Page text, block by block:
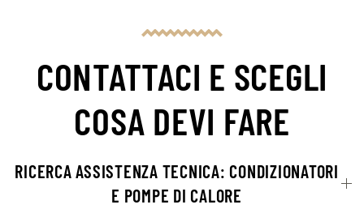
CONTATTACI E SCEGLI
COSA DEVI FARE
RICERCA ASSISTENZA TECNICA: CONDIZIONATORI
E POMPE DI CALORE